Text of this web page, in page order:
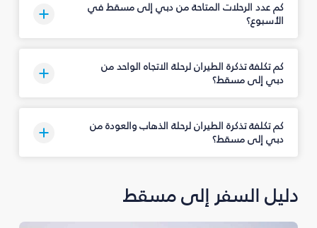
كم عدد الرحلات المتاحة من دبي إلى مسقط في
الأسبوع؟
كم تكلفة تذكرة الطيران لرحلة الاتجاه الواحد من
دبي إلى مسقط؟
كم تكلفة تذكرة الطيران لرحلة الذهاب والعودة من
دبي إلى مسقط؟
دليل السفر إلى مسقط